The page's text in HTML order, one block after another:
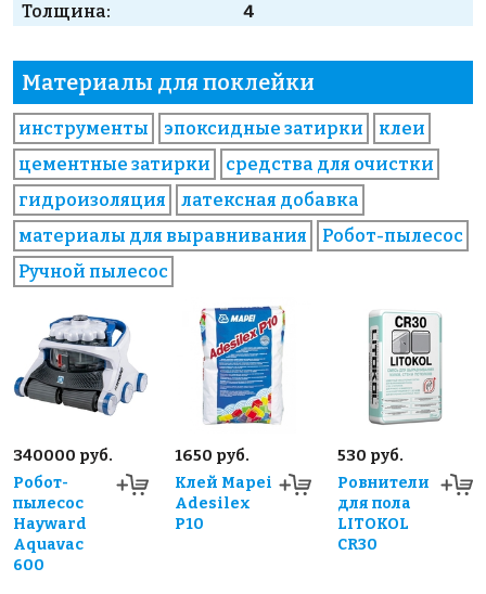
Толщина:
4
Материалы для поклейки
инструменты эпоксидные затирки
клеи
цементные затирки
средства для очистки
гидроизоляция
латексная добавка
материалы для выравнивания
Робот-пылесос
Ручной пылесос
340000 руб.
Робот-
пылесос
Hayward
Aquavac
600
1650 руб.
Клей Mapei
Adesilex
P10
530 руб.
Ровнители
для пола
LITOKOL
CR30